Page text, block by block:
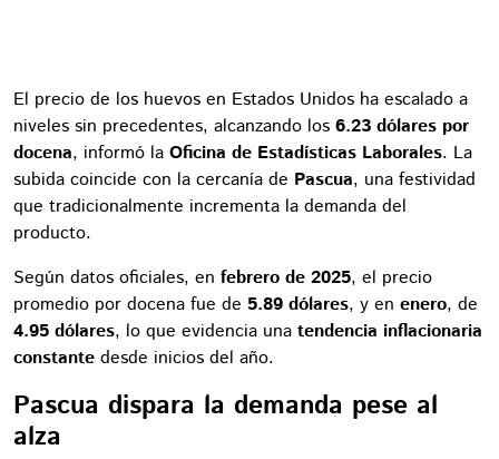
El precio de los huevos en Estados Unidos ha escalado a
niveles sin precedentes, alcanzando los 6.23 dólares por
docena, informó la Oficina de Estadísticas Laborales. La
subida coincide con la cercanía de Pascua, una festividad
que tradicionalmente incrementa la demanda del
producto.
Según datos oficiales, en febrero de 2025, el precio
promedio por docena fue de 5.89 dólares, y en enero, de
4.95 dólares, lo que evidencia una tendencia inflacionaria
constante desde inicios del año.
Pascua dispara la demanda pese al
alza